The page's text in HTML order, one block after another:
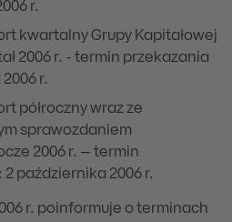
r.
kwartalny Grupy Kapitałowej
2006 r. - termin przekazania
r.
półroczny wraz ze
sprawozdaniem
2006 r. – termin
października 2006 r.
r. poinformuje o terminach